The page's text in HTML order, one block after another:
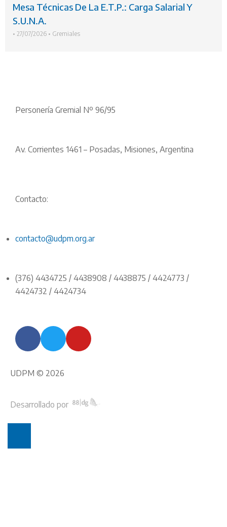
Mesa Técnicas De La E.T.P.: Carga Salarial Y
S.U.N.A.
• 27/07/2026 • Gremiales
Personería Gremial Nº 96/95
Av. Corrientes 1461 – Posadas, Misiones, Argentina
Contacto:
contacto@udpm.org.ar
(376) 4434725 / 4438908 / 4438875 / 4424773 /
4424732 / 4424734
UDPM © 2026
Desarrollado por